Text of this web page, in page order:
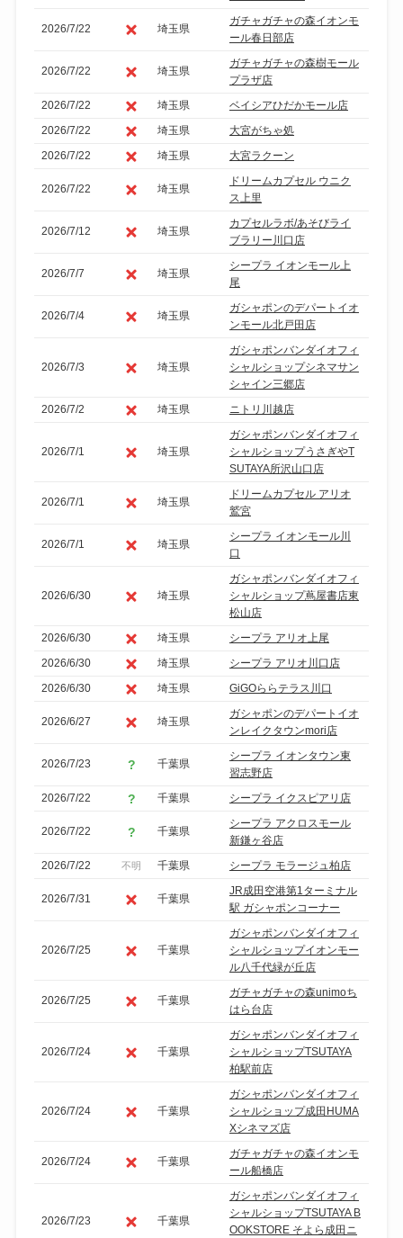
2026/7/22 埼玉県
ガチャガチャの森イオンモ
ール春日部店
2026/7/22 埼玉県
ガチャガチャの森樹モール
プラザ店
2026/7/22
埼玉県
ベイシアひだかモール店
2026/7/22
埼玉県
大宮がちゃ処
2026/7/22
埼玉県 大宮ラクーン
2026/7/22 埼玉県
ドリームカプセル ウニク
ス上里
2026/7/12 埼玉県
カプセルラボ/あそびライ
ブラリー川口店
2026/7/7 埼玉県
シープラ イオンモール上
尾
2026/7/4 埼玉県
ガシャポンのデパートイオ
ンモール北戸田店
2026/7/3 埼玉県
ガシャポンバンダイオフィ
シャルショップシネマサン
シャイン三郷店
2026/7/2
埼玉県 ニトリ川越店
2026/7/1 埼玉県
ガシャポンバンダイオフィ
シャルショップうさぎやT
SUTAYA所沢山口店
2026/7/1 埼玉県
ドリームカプセル アリオ
鷲宮
2026/7/1 埼玉県
シープラ イオンモール川
口
2026/6/30 埼玉県
ガシャポンバンダイオフィ
シャルショップ蔦屋書店東
松山店
2026/6/30
埼玉県
シープラ アリオ上尾
2026/6/30
埼玉県
シープラ アリオ川口店
2026/6/30
埼玉県 GiGOららテラス川口
2026/6/27 埼玉県
ガシャポンのデパートイオ
ンレイクタウンmori店
2026/7/23 千葉県
シープラ イオンタウン東
習志野店
2026/7/22
千葉県 シープラ イクスピアリ店
2026/7/22 千葉県
シープラ アクロスモール
新鎌ヶ谷店
2026/7/22
不明 千葉県 シープラ モラージュ柏店
2026/7/31 千葉県
JR成田空港第1ターミナル
駅 ガシャポンコーナー
2026/7/25 千葉県
ガシャポンバンダイオフィ
シャルショップイオンモー
ル八千代緑が丘店
2026/7/25 千葉県
ガチャガチャの森unimoち
はら台店
2026/7/24 千葉県
ガシャポンバンダイオフィ
シャルショップTSUTAYA
柏駅前店
2026/7/24 千葉県
ガシャポンバンダイオフィ
シャルショップ成田HUMA
Xシネマズ店
2026/7/24 千葉県
ガチャガチャの森イオンモ
ール船橋店
2026/7/23 千葉県
ガシャポンバンダイオフィ
シャルショップTSUTAYA B
OOKSTORE そよら成田ニ